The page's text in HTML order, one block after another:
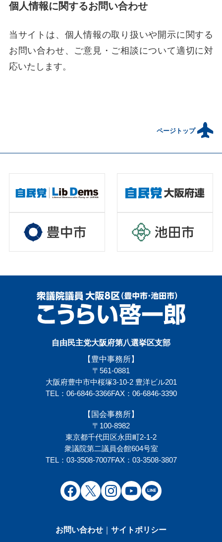
個人情報に関するお問い合わせ
当サイトは、個人情報の取り扱いや開示に関する
お問い合わせ、ご意見・ご相談について適切に対
応いたします。
ページトップ
自由民主党大阪府第八選挙区支部
【豊中事務所】
〒561-0881
大阪府豊中市中桜塚3-10-2 豊洋ビル201
TEL：06-6846-3366FAX：06-6846-3390
【国会事務所】
〒100-8982
東京都千代田区永田町2-1-2
衆議院第二議員会館604号室
TEL：03-3508-7007FAX：03-3508-3807
お問い合わせ ｜ サイトポリシー